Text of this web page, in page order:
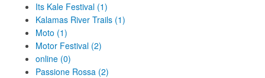
Its Kale Festival (1)
Kalamas River Trails (1)
Moto (1)
Motor Festival (2)
online (0)
Passione Rossa (2)